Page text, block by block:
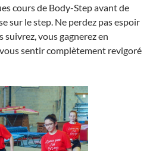
cours de Body-Step avant de
sur le step. Ne perdez pas espoir
suivrez, vous gagnerez en
sentir complètement revigoré